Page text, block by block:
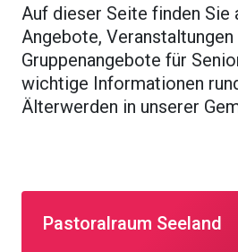
Auf dieser Seite finden Sie
Angebote, Veranstaltungen
Gruppenangebote für
wichtige Informationen
Älterwerden in unserer
Pastoralraum Seeland